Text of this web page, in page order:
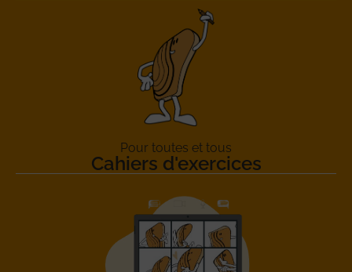
Cahiers d'exercices
Pour toutes et tous